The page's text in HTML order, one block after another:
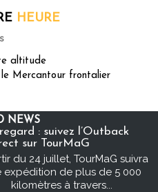
HEURE
altitude
Mercantour frontalier
NEWS
: suivez l’Outback
sur TourMaG
du 24 juillet, TourMaG suivra
expédition de plus de 5 000
kilomètres à travers...